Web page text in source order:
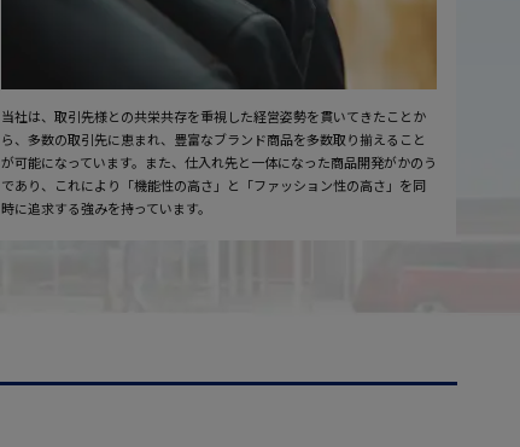
当社は、取引先様との共栄共存を重視した経営姿勢を貫いてきたことか
ら、多数の取引先に恵まれ、豊富なブランド商品を多数取り揃えること
が可能になっています。また、仕入れ先と一体になった商品開発がかのう
であり、これにより「機能性の高さ」と「ファッション性の高さ」を同
時に追求する強みを持っています。